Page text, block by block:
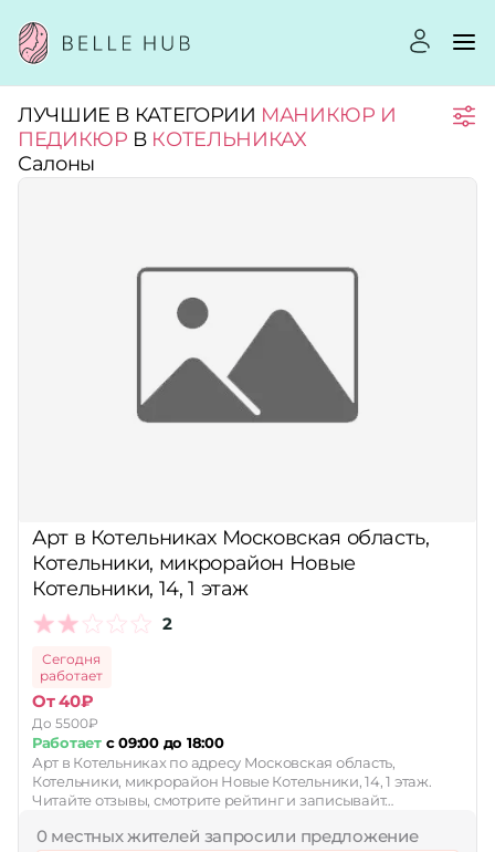
Город:
Принимает сертификаты
Применить
ЛУЧШИЕ В КАТЕГОРИИ МАНИКЮР И
ПЕДИКЮР В КОТЕЛЬНИКАХ
Салоны
Арт в Котельниках Московская область,
Котельники, микрорайон Новые
Котельники, 14, 1 этаж
2
Сегодня
работает
От 40₽
До 5500₽
Работаетс 09:00 до 18:00
Арт в Котельниках по адресу Московская область,
Котельники, микрорайон Новые Котельники, 14, 1 этаж.
Читайте отзывы, смотрите рейтинг и записывайт…
0 местных жителей запросили предложение